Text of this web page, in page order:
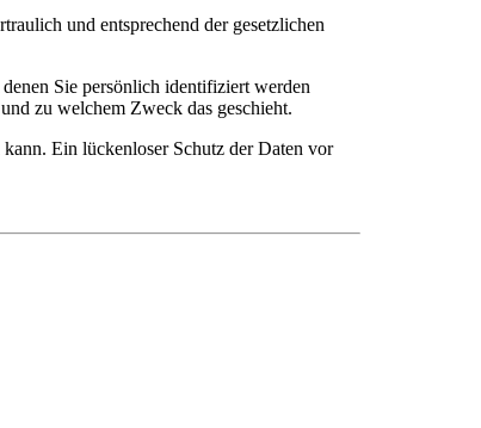
und entsprechend der gesetzlichen
Sie persönlich identifiziert werden
zu welchem Zweck das geschieht.
Ein lückenloser Schutz der Daten vor